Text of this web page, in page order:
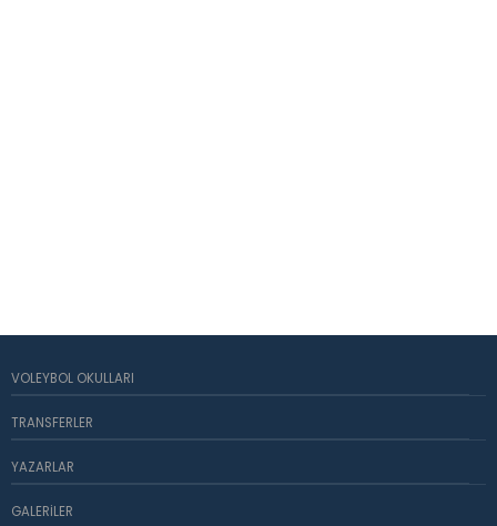
VOLEYBOL OKULLARI
TRANSFERLER
YAZARLAR
GALERILER